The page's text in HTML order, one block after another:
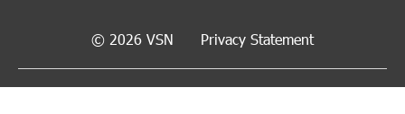
© 2026 VSN Privacy Statement